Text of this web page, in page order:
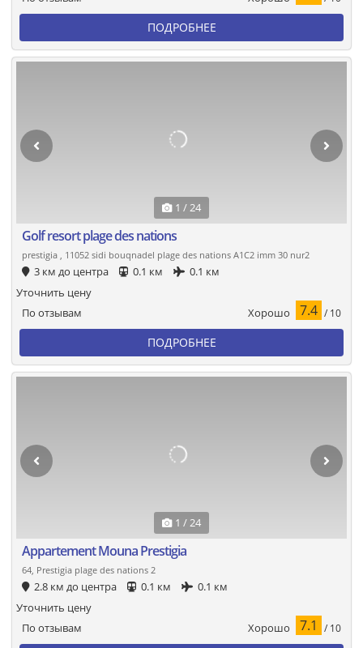
ПОДРОБНЕЕ
1 / 24
Golf resort plage des nations
prestigia , 11052 sidi bouqnadel plage des nations A1C2 imm 30 nur2
3 км до центра 0.1 км 0.1 км
По отзывам Хорошо 7.4 / 10
Уточнить цену
ПОДРОБНЕЕ
1 / 24
Appartement Mouna Prestigia
64, Prestigia plage des nations 2
2.8 км до центра 0.1 км 0.1 км
По отзывам Хорошо 7.1 / 10
Уточнить цену